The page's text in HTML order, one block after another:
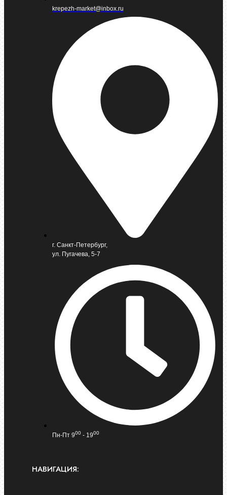
krepezh-market@inbox.ru
г. Санкт-Петербург,
ул. Пугачева, 5-7
Пн-Пт 900 - 1900
НАВИГАЦИЯ: